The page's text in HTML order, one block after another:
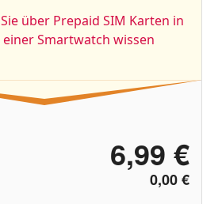
über Prepaid SIM Karten in
Smartwatch wissen
6,99 €
0,00 €